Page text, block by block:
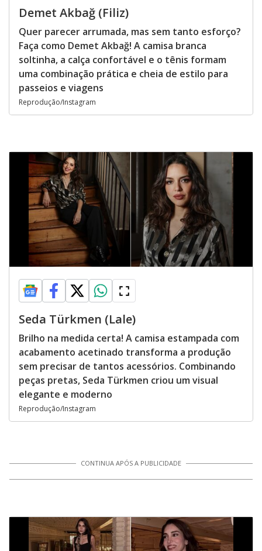
Demet Akbağ (Filiz)
Quer parecer arrumada, mas sem tanto esforço?
Faça como Demet Akbağ! A camisa branca
soltinha, a calça confortável e o tênis formam
uma combinação prática e cheia de estilo para
passeios e viagens
Reprodução/Instagram
Seda Türkmen (Lale)
Brilho na medida certa! A camisa estampada com
acabamento acetinado transforma a produção
sem precisar de tantos acessórios. Combinando
peças pretas, Seda Türkmen criou um visual
elegante e moderno
Reprodução/Instagram
CONTINUA APÓS A PUBLICIDADE